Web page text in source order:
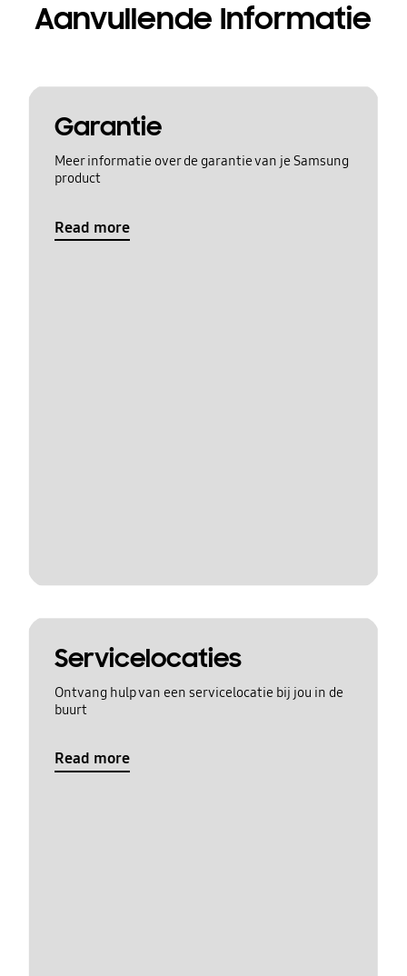
Aanvullende Informatie
Garantie
Meer informatie over de garantie van je Samsung
product
Read more
Servicelocaties
Ontvang hulp van een servicelocatie bij jou in de
buurt
Read more